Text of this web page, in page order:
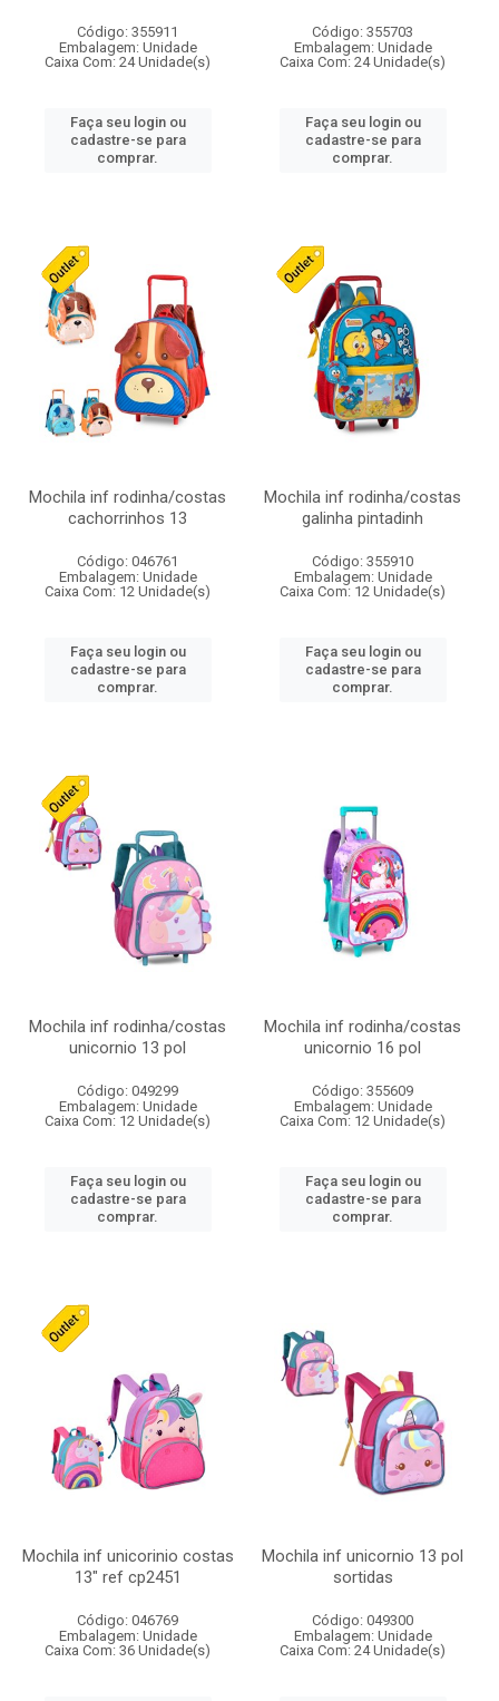
Código: 355911
Embalagem: Unidade
Caixa Com: 24 Unidade(s)
Faça seu login ou
cadastre-se para
comprar.
Código: 355703
Embalagem: Unidade
Caixa Com: 24 Unidade(s)
Faça seu login ou
cadastre-se para
comprar.
Mochila inf rodinha/costas
cachorrinhos 13
Código: 046761
Embalagem: Unidade
Caixa Com: 12 Unidade(s)
Faça seu login ou
cadastre-se para
comprar.
Mochila inf rodinha/costas
galinha pintadinh
Código: 355910
Embalagem: Unidade
Caixa Com: 12 Unidade(s)
Faça seu login ou
cadastre-se para
comprar.
Mochila inf rodinha/costas
unicornio 13 pol
Código: 049299
Embalagem: Unidade
Caixa Com: 12 Unidade(s)
Faça seu login ou
cadastre-se para
comprar.
Mochila inf rodinha/costas
unicornio 16 pol
Código: 355609
Embalagem: Unidade
Caixa Com: 12 Unidade(s)
Faça seu login ou
cadastre-se para
comprar.
Mochila inf unicorinio costas
13" ref cp2451
Código: 046769
Embalagem: Unidade
Caixa Com: 36 Unidade(s)
Mochila inf unicornio 13 pol
sortidas
Código: 049300
Embalagem: Unidade
Caixa Com: 24 Unidade(s)